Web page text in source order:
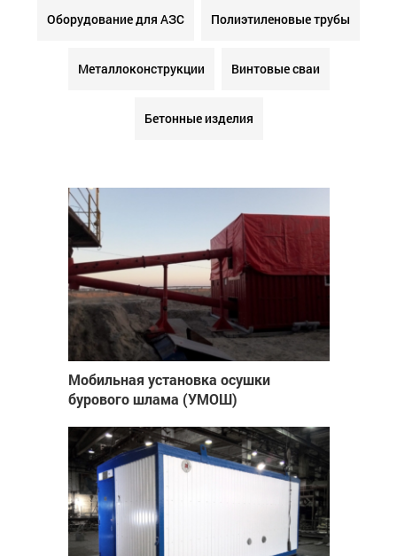
Оборудование для АЗС Полиэтиленовые трубы
Металлоконструкции Винтовые сваи
Бетонные изделия
Мобильная установка осушки
бурового шлама (УМОШ)